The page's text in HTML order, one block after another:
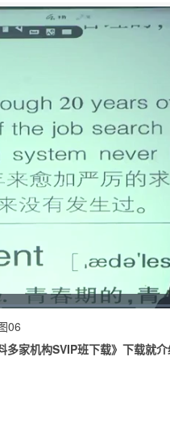
06
家机构SVIP班下载》下载就